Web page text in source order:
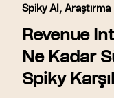
Spiky AI , Araştırma
Revenue
Ne Kadar
Spiky